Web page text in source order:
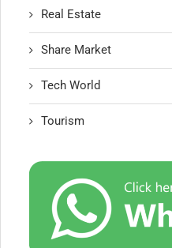
Real Estate
Share Market
Tech World
Tourism